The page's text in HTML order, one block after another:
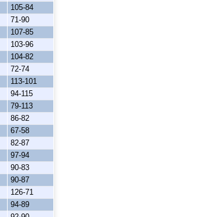
105-84
71-90
107-85
103-96
104-82
72-74
113-101
94-115
79-113
86-82
67-58
82-87
97-94
90-83
90-87
126-71
94-89